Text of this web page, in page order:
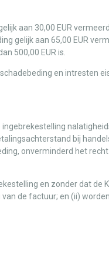
aan 30,00 EUR
gelijk aan 65,00 EUR
500,00 EUR is.
en intresten
bij
onverminderd het
en zonder dat de
de factuur; en (ii)